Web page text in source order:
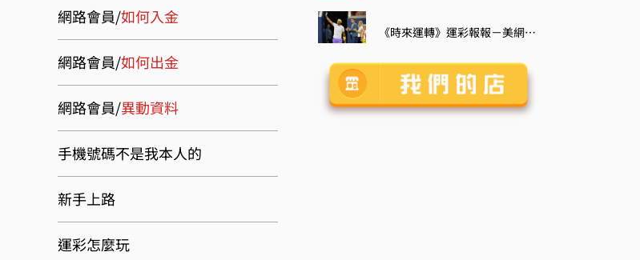
網路會員/如何入金
網路會員/如何出金
網路會員/異動資料
手機號碼不是我本人的
新手上路
運彩怎麼玩
《時來運轉》運彩報報－美網：納達爾再次出發 斯威雅蒂力求回穩